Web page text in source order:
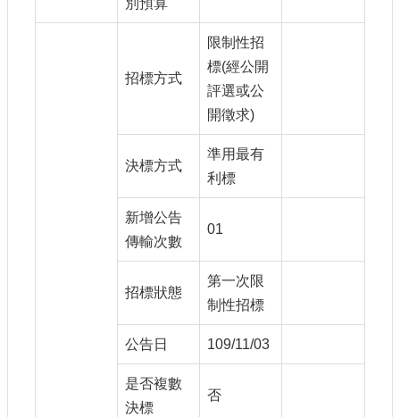
別預算
招標方式
限制性招
標(經公開
評選或公
開徵求)
決標方式
準用最有
利標
新增公告
傳輸次數
01
招標狀態
第一次限
制性招標
公告日 109/11/03
是否複數
決標
否